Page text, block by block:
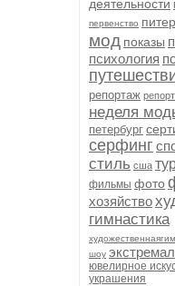
деятельности
первенство питер
мод показы
психология
репортаж
неделя
петербург
серфинг
стиль сша
фильмы фото
хозяйство
гимнастика
шоу
ювелирное
украшения